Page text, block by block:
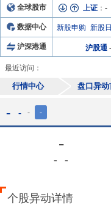
全球股市 上证 ： -
数据中心 新股申购 新股
沪深港通 沪股通 -
最近访问：
行情中心 盘口异动
- - - -
-
- -
个股异动详情